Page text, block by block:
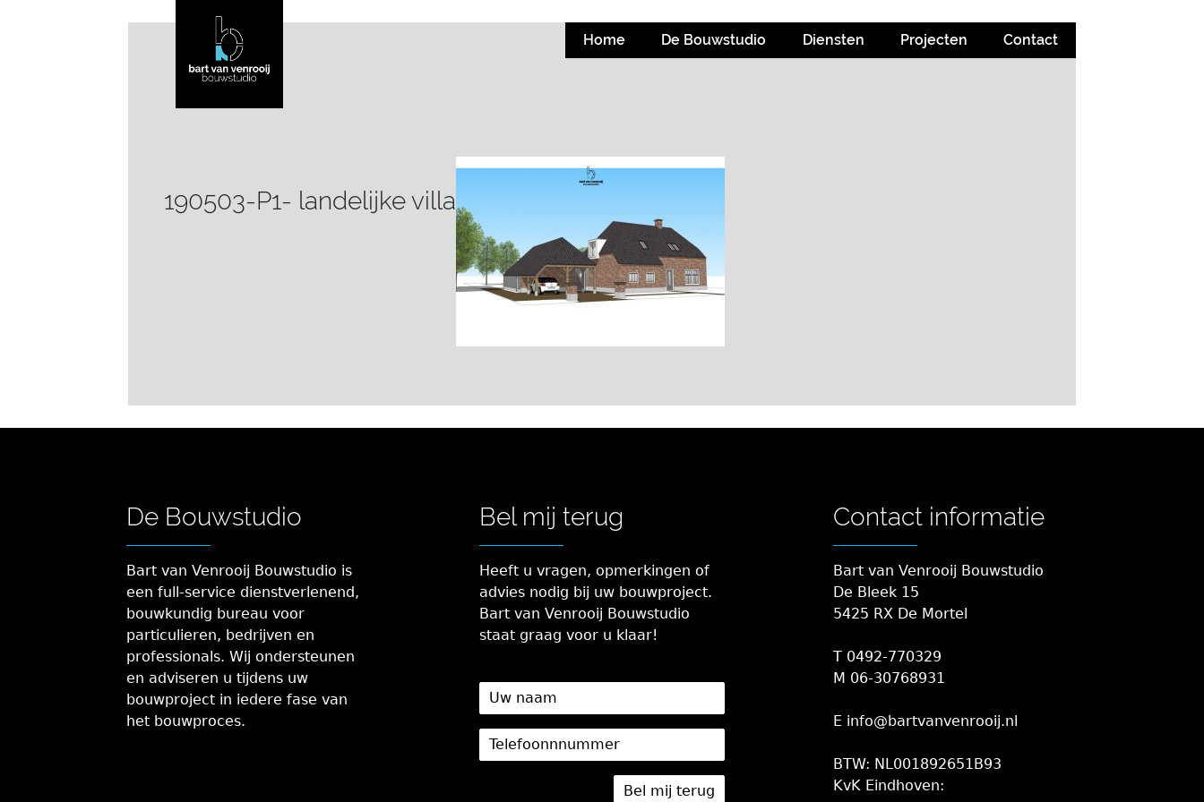
Home De Bouwstudio Diensten Projecten Contact
190503-P1- landelijke villa
De Bouwstudio
Bart van Venrooij Bouwstudio is
een full-service dienstverlenend,
bouwkundig bureau voor
particulieren, bedrijven en
professionals. Wij ondersteunen
en adviseren u tijdens uw
bouwproject in iedere fase van
het bouwproces.
Bel mij terug
Heeft u vragen, opmerkingen of
advies nodig bij uw bouwproject.
Bart van Venrooij Bouwstudio
staat graag voor u klaar!
Contact informatie
Bart van Venrooij Bouwstudio
De Bleek 15
5425 RX De Mortel
T 0492-770329
M 06-30768931
E info@bartvanvenrooij.nl
BTW: NL001892651B93
KvK Eindhoven: